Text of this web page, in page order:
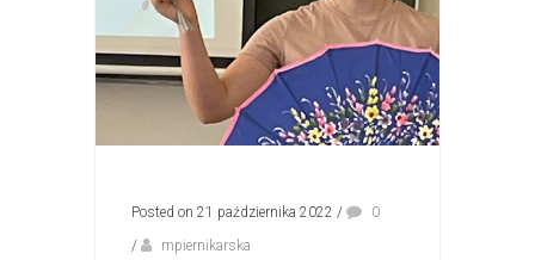
Posted on 21 października 2022 /
0
/
mpiernikarska